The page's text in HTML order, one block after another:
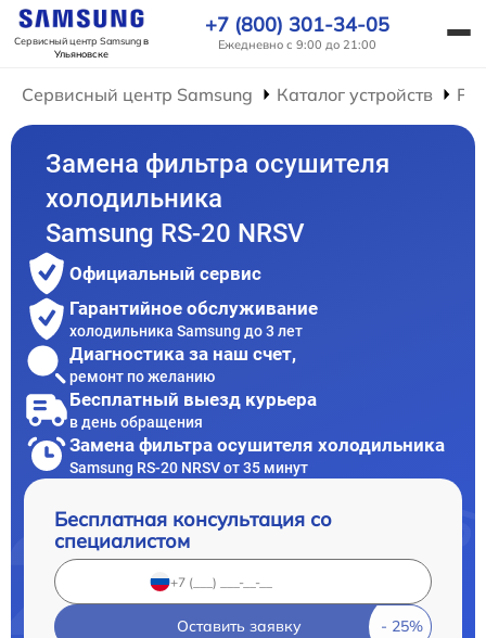
Сервисный центр Samsungв
Ульяновске
+7 (800) 301-34-05
Ежедневно с 9:00 до 21:00
Сервисный центр Samsung Каталог устройств
Замена фильтра осушителя
холодильника
Samsung RS-20 NRSV
Официальный сервис
Гарантийное обслуживание
холодильника Samsung до 3 лет
Диагностика за наш счет,
ремонт по желанию
Бесплатный выезд курьера
в день обращения
Замена фильтра осушителя холодильника
Samsung RS-20 NRSV от 35 минут
Бесплатная консультация со
специалистом
Оставить заявку